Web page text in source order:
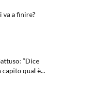
va a finire?
“Dice
capito qual è...